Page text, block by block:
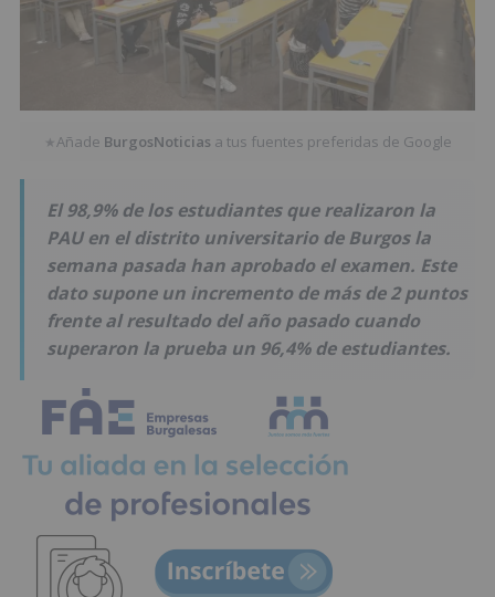
★Añade BurgosNoticias a tus fuentes preferidas de Google
El 98,9% de los estudiantes que realizaron la
PAU en el distrito universitario de Burgos la
semana pasada han aprobado el examen. Este
dato supone un incremento de más de 2 puntos
frente al resultado del año pasado cuando
superaron la prueba un 96,4% de estudiantes.